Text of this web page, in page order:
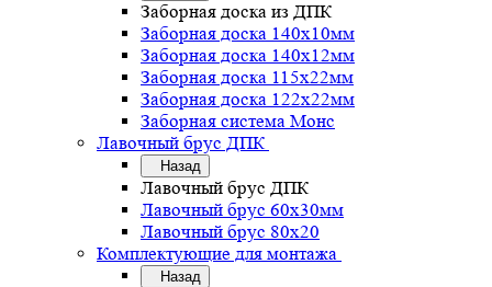
Заборная доска из ДПК
Заборная доска 140х10мм
Заборная доска 140х12мм
Заборная доска 115х22мм
Заборная доска 122х22мм
Заборная система Монс
Лавочный брус ДПК
Назад
Лавочный брус ДПК
Лавочный брус 60х30мм
Лавочный брус 80х20
Комплектующие для монтажа
Назад